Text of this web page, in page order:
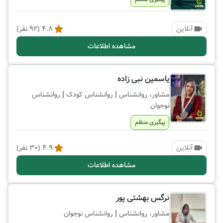
آنلاین 4.8
(
92نفر)
مشاهده اطلاعات
یاسمین نبی زاده
مشاور، روانشناس | روانشناس کودک | روانشناس
نوجوان
پیگیری منظم
آنلاین 4.9
(
30 نفر)
مشاهده اطلاعات
نرگس بهشتی پور
مشاور، روانشناس | روانشناس نوجوان